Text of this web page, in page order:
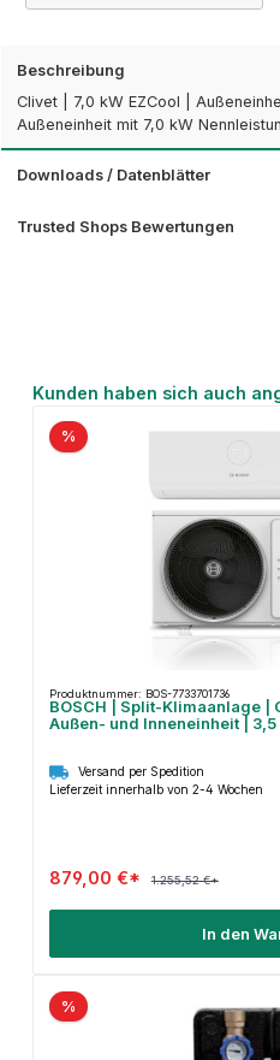
Beschreibung
Clivet | 7,0 kW EZCool |
Außeneinheit mit 7,0 kW
Downloads / Datenblätter
Trusted Shops Bewertungen
Produktgalerie überspringen
Kunden haben sich auch
%
Produktnummer: BOS-7733701736
BOSCH | Split-Klimaanlage |
Außen- und Inneneinheit | 3,5
Versand per Spedition
Lieferzeit innerhalb von 2-4 Wochen
879,00 €* 1.255,52 €*
In den
%